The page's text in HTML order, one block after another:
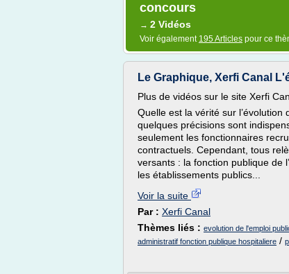
concours
→ 2 Vidéos
Voir également 195 Articles pour ce
Le Graphique, Xerfi Canal
Plus de vidéos sur le site Xerfi
Quelle est la vérité sur l’évolution
quelques précisions sont
seulement les fonctionnaires
contractuels. Cependant, tous
versants : la fonction publique de
les établissements publics...
Voir la suite
Par : Xerfi Canal
Thèmes liés : evolution de l'emploi
administratif fonction publique hospitaliere /